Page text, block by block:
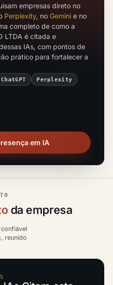
empresas direto no
Perplexity, no Gemini e no
completo de como a
LTDA é citada e
IAs, com pontos de
prático para fortalecer a
ChatGPT Perplexity
em IA
da empresa
confiável
reunido